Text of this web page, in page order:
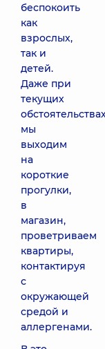
беспокоить
как
взрослых,
так и
детей.
Даже при
текущих
мы
выходим
на
короткие
прогулки,
в
магазин,
проветриваем
квартиры,
контактируя
с
окружающей
средой и
аллергенами.